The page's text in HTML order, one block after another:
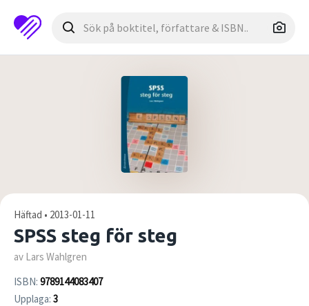
Häftad • 2013-01-11
SPSS steg för steg
av Lars Wahlgren
ISBN: 9789144083407
Upplaga: 3